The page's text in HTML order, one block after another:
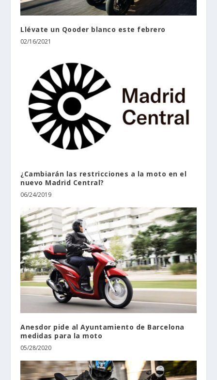
Llévate un Qooder blanco este febrero
02/16/2021
¿Cambiarán las restricciones a la moto en el
nuevo Madrid Central?
06/24/2019
Anesdor pide al Ayuntamiento de Barcelona
medidas para la moto
05/28/2020